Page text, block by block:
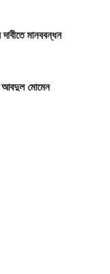
মানববন্ধন
আবদুল মোমেন